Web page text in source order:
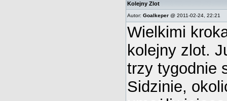
Kolejny Zlot
Autor: Goalkeper@ 2011-02-24, 22:21
Wielkimi
kolejny zlot.
trzy tygodnie
Sidzinie,